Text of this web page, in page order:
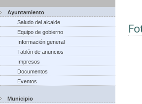
Ayuntamiento
Saludo del alcalde
Equipo de gobierno
Información general
Tablón de anuncios
Impresos
Documentos
Eventos
Municipio